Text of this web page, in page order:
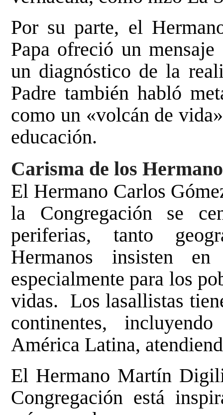
Por su parte, el
Papa ofreció un
un diagnóstico de la
Padre también habló
como un «volcán de
educación.
Carisma de los
El Hermano Carlos
la Congregación se
periferias, tanto
Hermanos insisten
especialmente para los
vidas. Los lasallistas
continentes,
América Latina,
El Hermano Martín
Congregación está